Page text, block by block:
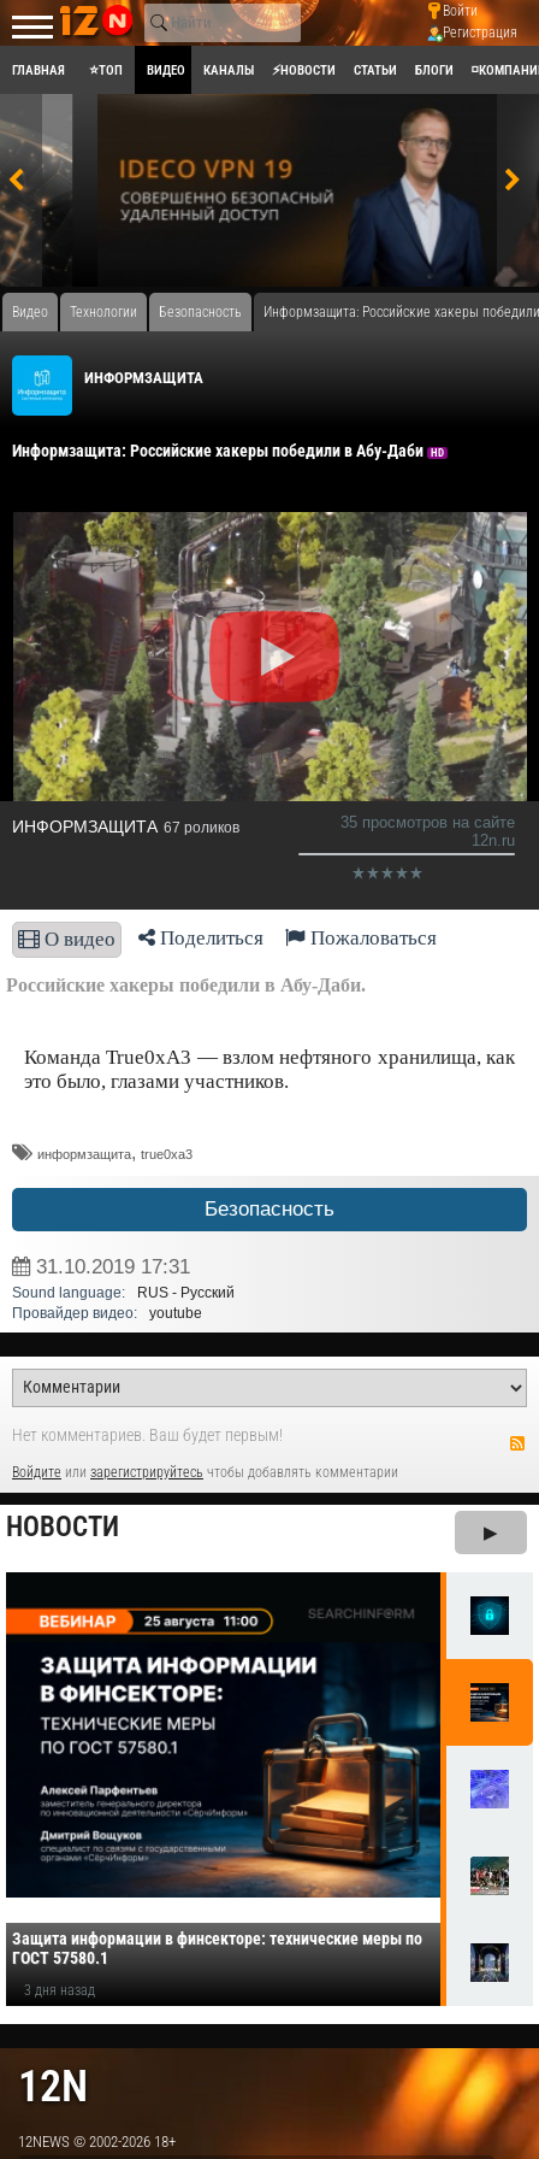
Войти
Регистрация
ГЛАВНАЯ ⭐ТОП ВИДЕО КАНАЛЫ ⚡НОВОСТИ СТАТЬИ БЛОГИ
Видео Технологии Безопасность Информзащита: Российские хакеры
ИНФОРМЗАЩИТА
Информзащита: Российские хакеры победили в Абу-Даби HD
ИНФОРМЗАЩИТА 67 роликов
35 просмотров на сайте
12n.ru
О видео Поделиться Пожаловаться
Российские хакеры победили в Абу-Даби.
Команда True0xA3 — взлом нефтяного хранилища, как
это было, глазами участников.
информзащита, true0xa3
Безопасность
31.10.2019 17:31
Sound language:
RUS - Русский
Провайдер видео:
youtube
Нет комментариев. Ваш будет первым!
Войдите или зарегистрируйтесь чтобы добавлять комментарии
НОВОСТИ ▶
Защита информации в финсекторе: технические меры по
ГОСТ 57580.1
3 дня назад
12N
12NEWS © 2002-2026 18+